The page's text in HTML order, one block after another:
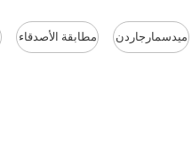
مطابقة الأصدقاء ميدسمارجاردن